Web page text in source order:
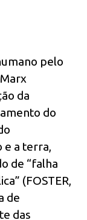
pelo
da
do
e a terra,
de “falha
(FOSTER,
de
das